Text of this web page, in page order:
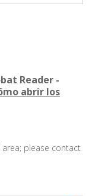
Reader -
abrir los
area; please contact